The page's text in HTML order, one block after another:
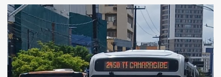
Curado 7,98 km² 5º Boa Viagem 7,76 km² > no Censo 2010 : 7,53
km² 6º Imbiribeira 6,65 km² > no Censo 2010 : 6,66 km² 7º Pina
6,29 km² 8º Dois Irmãos 5,85 km² 9º Barro 4,54 km² 10º Iputinga
4,33 km² > no Censo 2010 : 4,34 km² 11º Cohab 4,33 km² > no
Censo 2010: 4,26 km² 12º Passarinho 4,06 km² 13º Santo Amaro
3,80 km² 14º Afogados 3,69 km² 15º Cordeiro 3,40 km² 16º São José